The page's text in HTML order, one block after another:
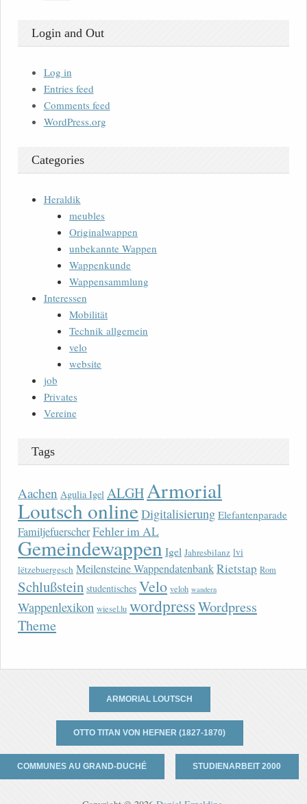
Login and Out
Log in
Entries feed
Comments feed
WordPress.org
Categories
Heraldik
meubles
Originalwappen
unbekannte Wappen
Wappenkunde
Wappensammlung
Interessen
Mobilität
Technik allgemein
velo
website
job
Privates
Vereine
Tags
Aachen Agulia Igel ALGHArmorial
Loutsch onlineDigitalisierung Elefantenparade
FamiljefuerscherFehler im AL
Gemeindewappen Igel Jahresbilanz lvi
lëtzebuergesch Meilensteine WappendatenbankRietstap Rom
Schlußstein studentisches Velo veloh wandern
Wappenlexikon wiesel.lu wordpressWordpress
Theme
ARMORIAL LOUTSCH
OTTO TITAN VON HEFNER (1827-1870)
COMMUNES AU GRAND-DUCHÉ STUDIENARBEIT 2000